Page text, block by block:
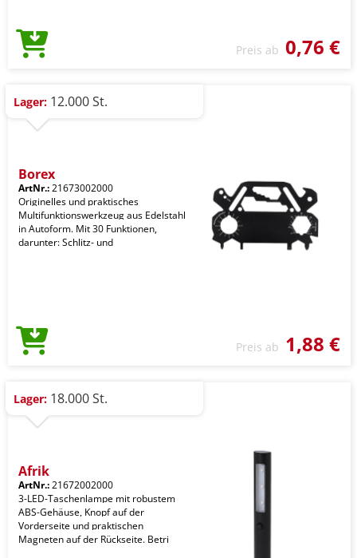
Preis ab 0,76 €
Lager: 12.000 St.
Borex
ArtNr.:21673002000
Originelles und praktisches
Multifunktionswerkzeug aus Edelstahl
in Autoform. Mit 30 Funktionen,
darunter: Schlitz- und
Preis ab 1,88 €
Lager: 18.000 St.
Afrik
ArtNr.:21672002000
3-LED-Taschenlampe mit robustem
ABS-Gehäuse, Knopf auf der
Vorderseite und praktischen
Magneten auf der Rückseite. Betri